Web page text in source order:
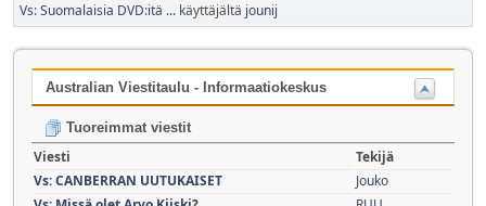
Vs: Suomalaisia DVD:itä ... käyttäjältä jounij
Australian Viestitaulu - Informaatiokeskus
Tuoreimmat viestit
Viesti
Tekijä
Vs: CANBERRAN UUTUKAISET
Jouko